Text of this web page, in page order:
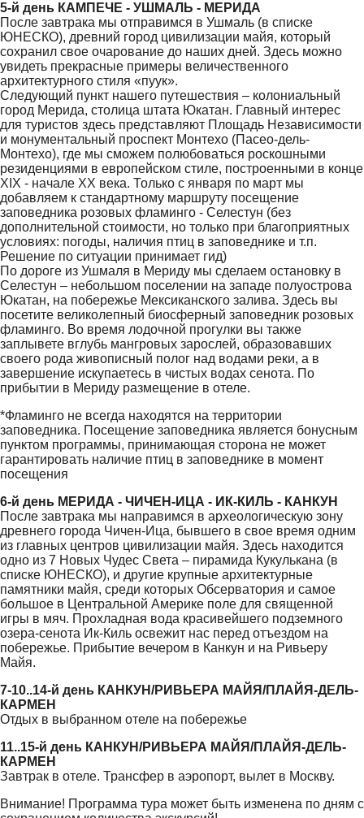
5-й день КАМПЕЧЕ - УШМАЛЬ - МЕРИДА
После завтрака мы отправимся в Ушмаль (в списке
ЮНЕСКО), древний город цивилизации майя, который
сохранил свое очарование до наших дней. Здесь можно
увидеть прекрасные примеры величественного
архитектурного стиля «пуук».
Следующий пункт нашего путешествия – колониальный
город Мерида, столица штата Юкатан. Главный интерес
для туристов здесь представляют Площадь Независимости
и монументальный проспект Монтехо (Пасео-дель-
Монтехо), где мы сможем полюбоваться роскошными
резиденциями в европейском стиле, построенными в конце
XIX - начале XX века. Только с января по март мы
добавляем к стандартному маршруту посещение
заповедника розовых фламинго - Селестун (без
дополнительной стоимости, но только при благоприятных
условиях: погоды, наличия птиц в заповеднике и т.п.
Решение по ситуации принимает гид)
По дороге из Ушмаля в Мериду мы сделаем остановку в
Селестун – небольшом поселении на западе полуострова
Юкатан, на побережье Мексиканского залива. Здесь вы
посетите великолепный биосферный заповедник розовых
фламинго. Во время лодочной прогулки вы также
заплывете вглубь мангровых зарослей, образовавших
своего рода живописный полог над водами реки, а в
завершение искупаетесь в чистых водах сенота. По
прибытии в Мериду размещение в отеле.
*Фламинго не всегда находятся на территории
заповедника. Посещение заповедника является бонусным
пунктом программы, принимающая сторона не может
гарантировать наличие птиц в заповеднике в момент
посещения
6-й день МЕРИДА - ЧИЧЕН-ИЦА - ИК-КИЛЬ - КАНКУН
После завтрака мы направимся в археологическую зону
древнего города Чичен-Ица, бывшего в свое время одним
из главных центров цивилизации майя. Здесь находится
одно из 7 Новых Чудес Света – пирамида Кукулькана (в
списке ЮНЕСКО), и другие крупные архитектурные
памятники майя, среди которых Обсерватория и самое
большое в Центральной Америке поле для священной
игры в мяч. Прохладная вода красивейшего подземного
озера-сенота Ик-Киль освежит нас перед отъездом на
побережье. Прибытие вечером в Канкун и на Ривьеру
Майя.
7-10..14-й день КАНКУН/РИВЬЕРА МАЙЯ/ПЛАЙЯ-ДЕЛЬ-
КАРМЕН
Отдых в выбранном отеле на побережье
11..15-й день КАНКУН/РИВЬЕРА МАЙЯ/ПЛАЙЯ-ДЕЛЬ-
КАРМЕН
Завтрак в отеле. Трансфер в аэропорт, вылет в Москву.
Внимание! Программа тура может быть изменена по дням с